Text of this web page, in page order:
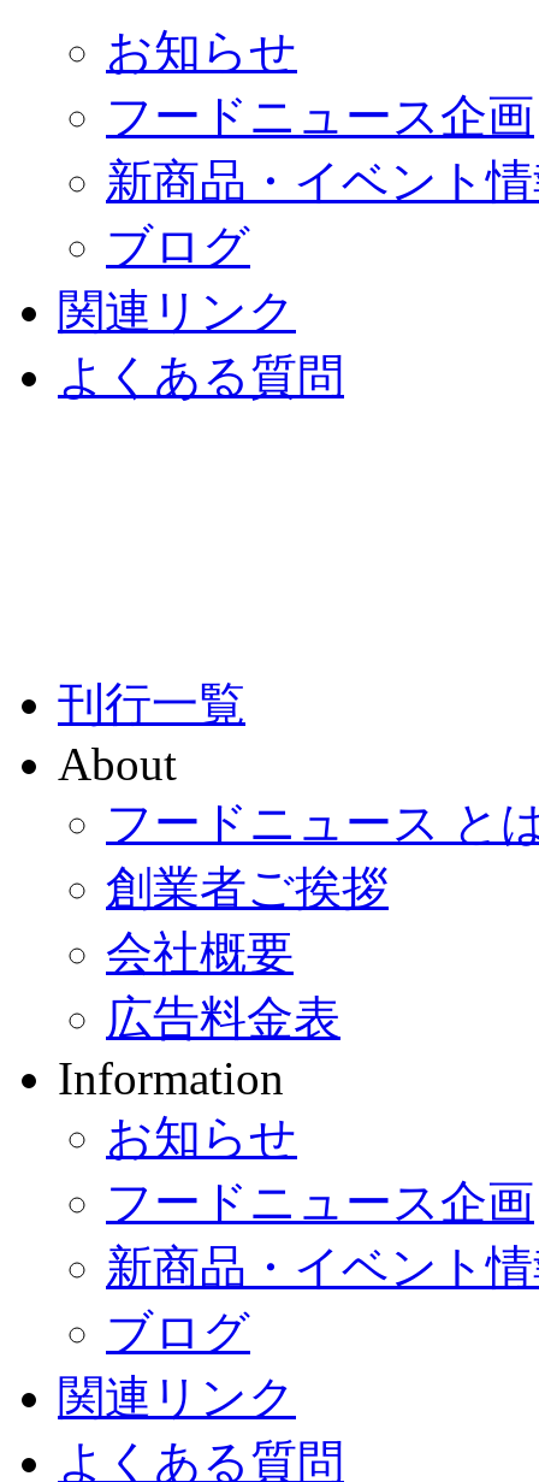
お知らせ
フードニュース企画
新商品・イベント
ブログ
関連リンク
よくある質問
刊行一覧
About
フードニュース と
創業者ご挨拶
会社概要
広告料金表
Information
お知らせ
フードニュース企画
新商品・イベント
ブログ
関連リンク
よくある質問